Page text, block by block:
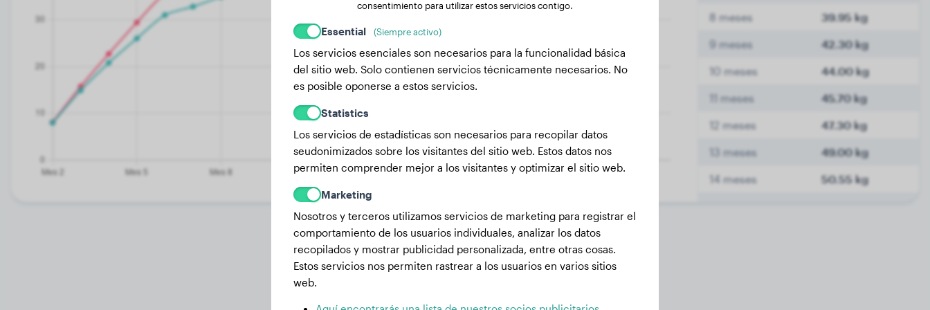
8 meses 39.95 kg
9 meses 42.30 kg
10 meses 44.00 kg
11 meses 45.70 kg
12 meses 47.30 kg
13 meses 49.00 kg
14 meses 50.55 kg
consentimiento para utilizar estos servicios contigo.
Essential (Siempre activo)
Los servicios esenciales son necesarios para la funcionalidad básica
del sitio web. Solo contienen servicios técnicamente necesarios. No
es posible oponerse a estos servicios.
Statistics
Los servicios de estadísticas son necesarios para recopilar datos
seudonimizados sobre los visitantes del sitio web. Estos datos nos
permiten comprender mejor a los visitantes y optimizar el sitio web.
Marketing
Nosotros y terceros utilizamos servicios de marketing para registrar el
comportamiento de los usuarios individuales, analizar los datos
recopilados y mostrar publicidad personalizada, entre otras cosas.
Estos servicios nos permiten rastrear a los usuarios en varios sitios
web.